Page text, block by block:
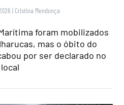
| Cristina Mendonça
foram mobilizados
mas o óbito do
por ser declarado no
local